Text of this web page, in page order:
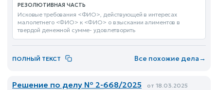
РЕЗОЛЮТИВНАЯ ЧАСТЬ
Исковые требования <ФИО>, действующей в интересах
малолетнего <ФИО> к <ФИО> о взыскании алиментов в
твердой денежной сумме- удовлетворить
ПОЛНЫЙ ТЕКСТ Все похожие дела→
Решение по делу № 2-668/2025 от 18.03.2025